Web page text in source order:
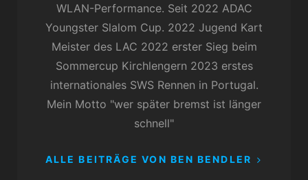
WLAN-Performance. Seit 2022 ADAC
Youngster Slalom Cup. 2022 Jugend Kart
Meister des LAC 2022 erster Sieg beim
Sommercup Kirchlengern 2023 erstes
internationales SWS Rennen in Portugal.
Mein Motto "wer später bremst ist länger
schnell"
ALLE BEITRÄGE VON BEN BENDLER